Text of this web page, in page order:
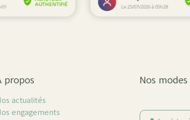
propos
actualités
engagements
Nos